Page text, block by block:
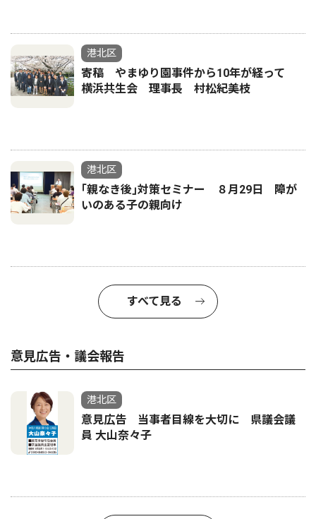
港北区
寄稿 やまゆり園事件から10年が経って
横浜共生会 理事長 村松紀美枝
港北区
｢親なき後｣対策セミナー ８月29日 障が
いのある子の親向け
すべて見る
意見広告・議会報告
港北区
意見広告 当事者目線を大切に 県議会議
員 大山奈々子